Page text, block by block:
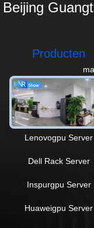
Beijing
Producten
De Server van
Dell GPU
HPE-Rekserver
Lenovogpu Server
Dell Rack Server
Inspurgpu Server
Huaweigpu Server